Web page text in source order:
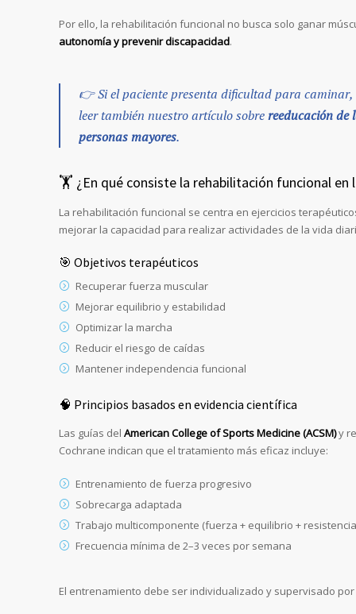
Por ello, la rehabilitación funcional no busca solo ganar
autonomía y prevenir discapacidad.
👉 Si el paciente presenta dificultad para caminar,
leer también nuestro artículo sobrereeducación de
personas mayores.
🏋️ ¿En qué consiste la rehabilitación funcional en
La rehabilitación funcional se centra en ejercicios
mejorar la capacidad para realizar actividades de la vida
🎯 Objetivos terapéuticos
Recuperar fuerza muscular
Mejorar equilibrio y estabilidad
Optimizar la marcha
Reducir el riesgo de caídas
Mantener independencia funcional
🧠 Principios basados en evidencia científica
Las guías del American College of Sports Medicine (ACSM)y
Cochrane indican que el tratamiento más eficaz incluye:
Entrenamiento de fuerza progresivo
Sobrecarga adaptada
Trabajo multicomponente (fuerza + equilibrio +
Frecuencia mínima de 2–3 veces por semana
El entrenamiento debe ser individualizado y supervisado